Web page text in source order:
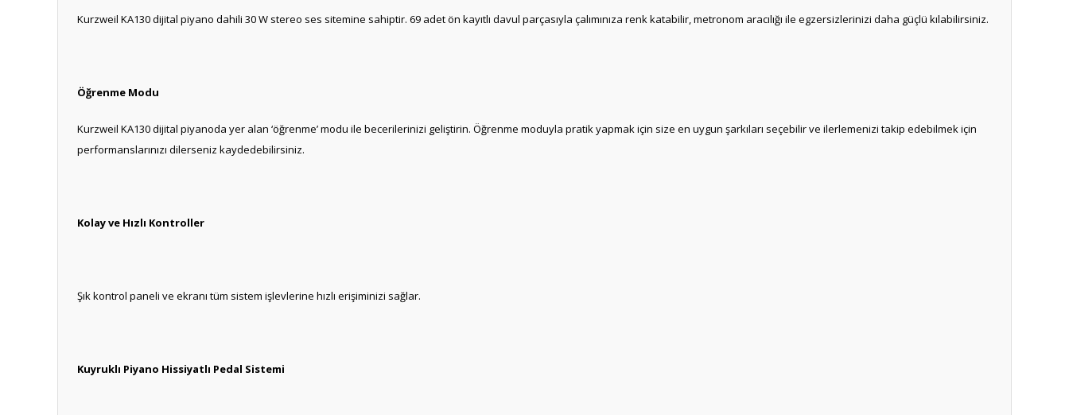
Kurzweil KA130 dijital piyano dahili 30 W stereo ses sitemine sahiptir. 69 adet ön kayıtlı davul parçasıyla çalımınıza renk katabilir, metronom aracılığı ile egzersizlerinizi daha güçlü kılabilirsiniz.
Öğrenme Modu
Kurzweil KA130 dijital piyanoda yer alan ‘öğrenme’ modu ile becerilerinizi geliştirin. Öğrenme moduyla pratik yapmak için size en uygun şarkıları seçebilir ve ilerlemenizi takip edebilmek için
performanslarınızı dilerseniz kaydedebilirsiniz.
Kolay ve Hızlı Kontroller
Şık kontrol paneli ve ekranı tüm sistem işlevlerine hızlı erişiminizi sağlar.
Kuyruklı Piyano Hissiyatlı Pedal Sistemi